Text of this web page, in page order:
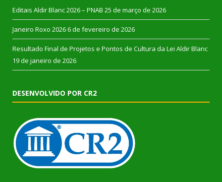
Editais Aldir Blanc 2026 – PNAB 25 de março de 2026
Janeiro Roxo 2026 6 de fevereiro de 2026
Resultado Final de Projetos e Pontos de Cultura da Lei Aldir Blanc
19 de janeiro de 2026
DESENVOLVIDO POR CR2